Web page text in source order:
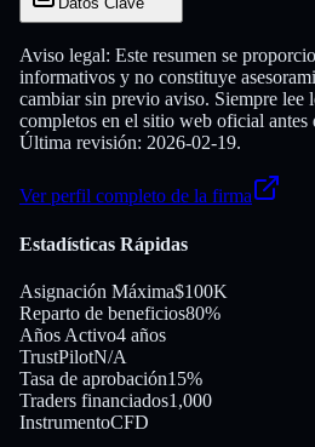
Aviso legal: Este resumen se
informativos y no constituye
cambiar sin previo aviso. Siempre lee
completos en el sitio web oficial antes
Última revisión: 2026-02-19.
Ver perfil completo de la firma
Estadísticas Rápidas
Asignación Máxima$100K
Reparto de beneficios80%
Años Activo4 años
TrustPilotN/A
Tasa de aprobación15%
Traders financiados1,000
InstrumentoCFD